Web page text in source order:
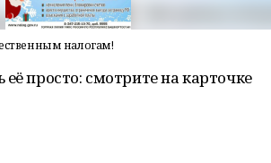
налогам!
просто: смотрите на карточке